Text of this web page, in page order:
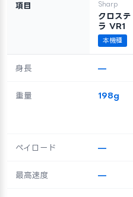
項目 Sharp
クロステ
ラ VR1
本機種
身長 —
重量 198g
ペイロード —
最高速度 —